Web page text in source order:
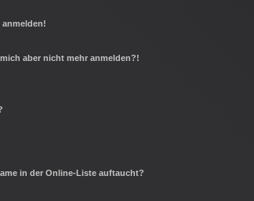
aber nicht mehr anmelden?!
in der Online-Liste auftaucht?